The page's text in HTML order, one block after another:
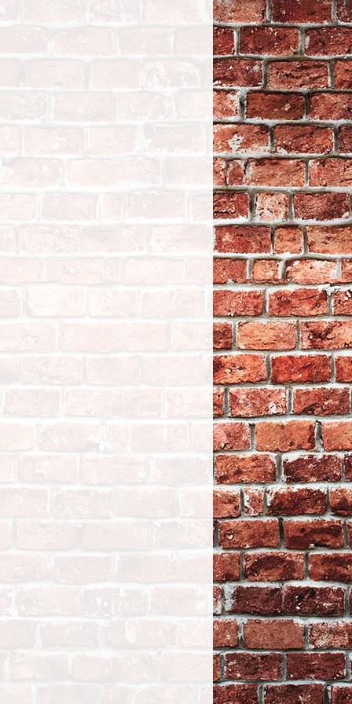
VIS MANOCONTACT /
61 - KIT VISSERIE DE PRISE D'AIR
5,30
TTC
ECLATE R - PIECE N°
MONTAGE - OEM
31726-48 - ZINC - V-
35,96
TTC
INFO REPOSES PIEDS
109,92